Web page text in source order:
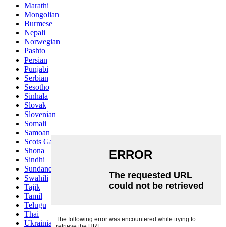
Marathi
Mongolian
Burmese
Nepali
Norwegian
Pashto
Persian
Punjabi
Serbian
Sesotho
Sinhala
Slovak
Slovenian
Somali
Samoan
Scots Gaelic
Shona
Sindhi
Sundanese
Swahili
Tajik
Tamil
Telugu
Thai
Ukrainian